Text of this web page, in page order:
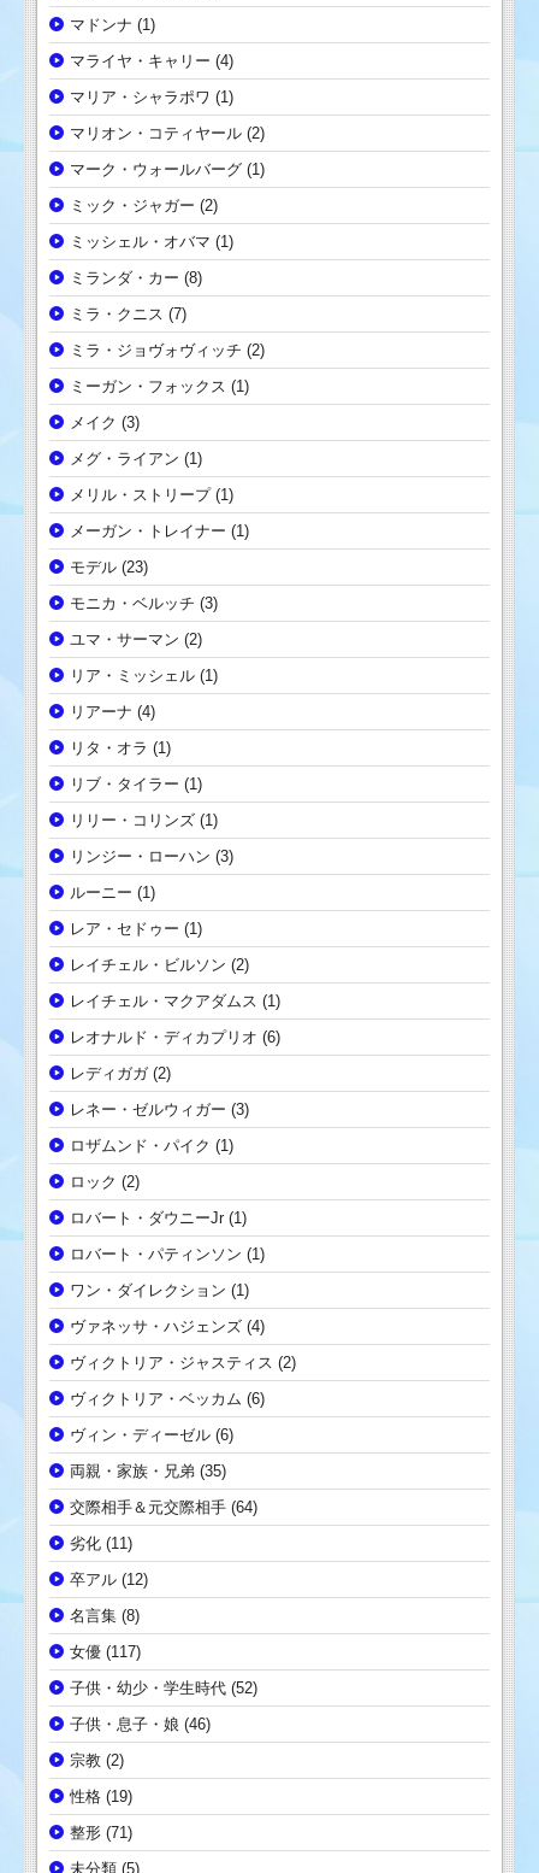
マドンナ (1)
マライヤ・キャリー (4)
マリア・シャラポワ (1)
マリオン・コティヤール (2)
マーク・ウォールバーグ (1)
ミック・ジャガー (2)
ミッシェル・オバマ (1)
ミランダ・カー (8)
ミラ・クニス (7)
ミラ・ジョヴォヴィッチ (2)
ミーガン・フォックス (1)
メイク (3)
メグ・ライアン (1)
メリル・ストリープ(1)
メーガン・トレイナー (1)
モデル (23)
モニカ・ベルッチ (3)
ユマ・サーマン (2)
リア・ミッシェル (1)
リアーナ (4)
リタ・オラ (1)
リブ・タイラー (1)
リリー・コリンズ (1)
リンジー・ローハン (3)
ルーニー (1)
レア・セドゥー (1)
レイチェル・ビルソン (2)
レイチェル・マクアダムス (1)
レオナルド・ディカプリオ (6)
レディガガ(2)
レネー・ゼルウィガー (3)
ロザムンド・パイク (1)
ロック (2)
ロバート・ダウニーJr (1)
ロバート・パティンソン (1)
ワン・ダイレクション (1)
ヴァネッサ・ハジェンズ (4)
ヴィクトリア・ジャスティス (2)
ヴィクトリア・ベッカム (6)
ヴィン・ディーゼル (6)
両親・家族・兄弟 (35)
交際相手＆元交際相手 (64)
劣化 (11)
卒アル (12)
名言集 (8)
女優 (117)
子供・幼少・学生時代 (52)
子供・息子・娘 (46)
宗教 (2)
性格 (19)
整形 (71)
未分類 (5)